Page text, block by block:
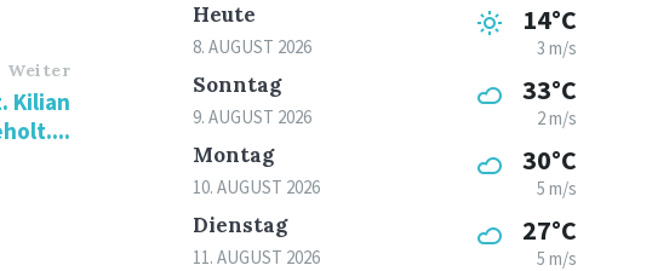
Weiter
Kilian
Heute
8. AUGUST 2026
14°C
3 m/s
Sonntag
9. AUGUST 2026
33°C
2 m/s
Montag
10. AUGUST 2026
30°C
5 m/s
Dienstag
11. AUGUST 2026
27°C
5 m/s